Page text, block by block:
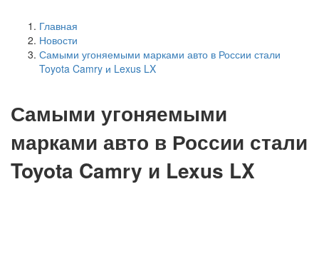
Главная
Новости
Самыми угоняемыми марками авто в России стали
Toyota Camry и Lexus LX
Самыми угоняемыми
марками авто в России стали
Toyota Camry и Lexus LX